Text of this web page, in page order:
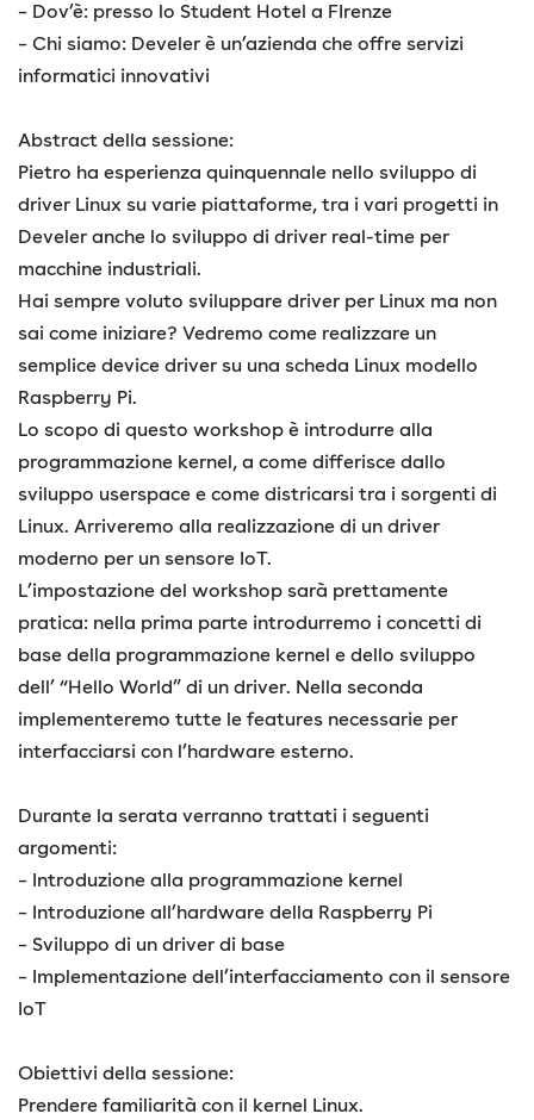
– Dov’è: presso lo Student Hotel a FIrenze
– Chi siamo: Develer è un’azienda che offre servizi
informatici innovativi
Abstract della sessione:
Pietro ha esperienza quinquennale nello sviluppo di
driver Linux su varie piattaforme, tra i vari progetti in
Develer anche lo sviluppo di driver real-time per
macchine industriali.
Hai sempre voluto sviluppare driver per Linux ma non
sai come iniziare? Vedremo come realizzare un
semplice device driver su una scheda Linux modello
Raspberry Pi.
Lo scopo di questo workshop è introdurre alla
programmazione kernel, a come differisce dallo
sviluppo userspace e come districarsi tra i sorgenti di
Linux. Arriveremo alla realizzazione di un driver
moderno per un sensore IoT.
L’impostazione del workshop sarà prettamente
pratica: nella prima parte introdurremo i concetti di
base della programmazione kernel e dello sviluppo
dell’ “Hello World” di un driver. Nella seconda
implementeremo tutte le features necessarie per
interfacciarsi con l’hardware esterno.
Durante la serata verranno trattati i seguenti
argomenti:
– Introduzione alla programmazione kernel
– Introduzione all’hardware della Raspberry Pi
– Sviluppo di un driver di base
– Implementazione dell’interfacciamento con il sensore
IoT
Obiettivi della sessione:
Prendere familiarità con il kernel Linux.